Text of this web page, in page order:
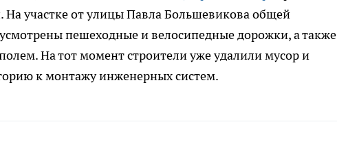
участке от улицы Павла Большевикова общей
пешеходные и велосипедные дорожки, а также
На тот момент строители уже удалили мусор и
к монтажу инженерных систем.